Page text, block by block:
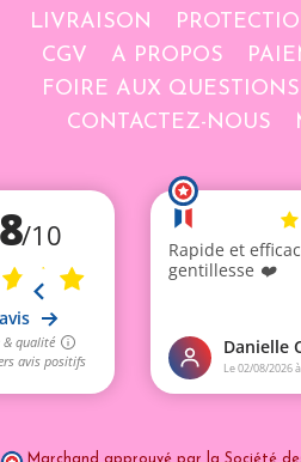
LIVRAISON
CGV
A PROPOS
FOIRE AUX QUESTIONS
CONTACTEZ-NOUS